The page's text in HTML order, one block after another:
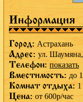
Информация
Город: Астрахань
Адрес: ул.
Телефон: показать
Вместимость: до
Комнат отдыха: 1
Цена: от 600р/час